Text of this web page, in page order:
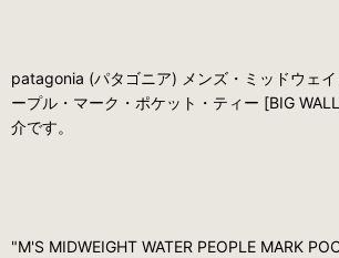
patagonia (パタゴニア) メンズ・ミッドウェ
ープル・マーク・ポケット・ティー [BIG
介です。
"M'S MIDWEIGHT WATER PEOPLE MARK